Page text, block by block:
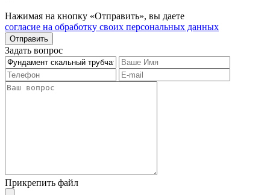
Нажимая на кнопку «Отправить», вы даете
согласие на обработку своих персональных данных
Отправить
Задать вопрос
Прикрепить файл